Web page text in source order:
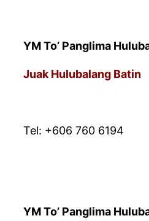
YM To’ Panglima
Juak Hulubalang Batin
Tel: +606 760 6194
YM To’ Panglima